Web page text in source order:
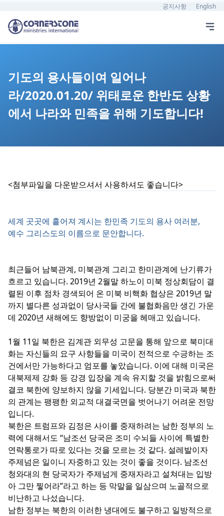
공지사항 English
기도의 용사들이여 일어나
라/2020.01.20/ 위태로운 한반도 상황
에서 나라와 민족을 위해 기도합니다!
<첨부파일을 다운받으셔서 사용하셔도 좋습니다>
세계 곳곳에 흩어져 계시는 한민족 기도의 용사 여러분,
예수 그리스도의 이름으로 문안합니다.
최근들어 남북관계, 미북관계 그리고 한미관계에 난기류가
흐르고 있습니다. 2019년 2월말 하노이 미북 정상회담이 결
렬된 이후 점차 경색되어 온 미북 비핵화 협상은 2019년 말
까지 별다른 성과없이 당사국들 간에 불협화음만 생긴 가운
데 2020년 새해에도 향방없이 미궁을 헤매고 있습니다.
1월 11일 북한은 김계관 외무성 고문을 통해 앞으로 북미대
화는 자신들의 요구 사항들을 미국이 전적으로 수긍하는 조
건에서만 가능하다고 엄포를 놓았습니다. 이에 대해 미국은
대북제제 강화 등 강경 입장을 계속 유지할 것을 밝힘으로써
결코 북한에 양보하지 않을 기세입니다. 당분간 미국과 북한
의 관계는 팽팽한 외교적 대결국면을 벗어나기 어려운 전망
입니다.
북한은 트럼프와 김정은 사이를 중재하려는 남한 정부의 노
력에 대해서도 “남조선 당국은 조미 수뇌들 사이에 특별한
연락통로가 따로 있다는 것을 모르는 것 같다. 설레발이자
주제넘은 일이니 자중하고 있는 것이 좋을 것이다. 남조선
청와대의 현 당국자가 주제넘게 중재자라고 설쳐대는 입방
아 그만 찧어라”라고 하는 등 막말을 일삼으며 노골적으로
비난하고 나섰습니다.
남한 정부는 북한의 이러한 냉대에도 불구하고 일방적으로